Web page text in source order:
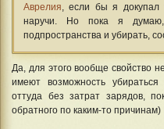
Аврелия, если бы я докупал
наручи. Но пока я
подпространства и убирать,
Да, для этого вообще свойство
имеют возможность
оттуда без затрат зарядов,
обратного по каким-то причинам)